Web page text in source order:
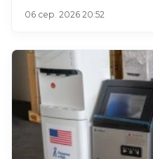
06 сер. 2026 20:52